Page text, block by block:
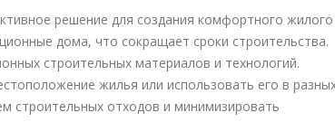
решение для создания комфортного жилого
дома, что сокращает сроки строительства.
строительных материалов и технологий.
жилья или использовать его в
строительных отходов и минимизировать